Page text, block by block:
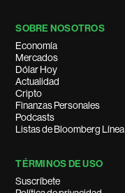
SOBRE NOSOTROS
Economía
Mercados
Dólar Hoy
Actualidad
Cripto
Finanzas Personales
Podcasts
Listas de Bloomberg Línea
TÉRMINOS DE USO
Suscríbete